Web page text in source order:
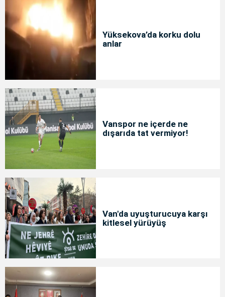
Yüksekova’da korku dolu
anlar
Vanspor ne içerde ne
dışarıda tat vermiyor!
Van'da uyuşturucuya karşı
kitlesel yürüyüş